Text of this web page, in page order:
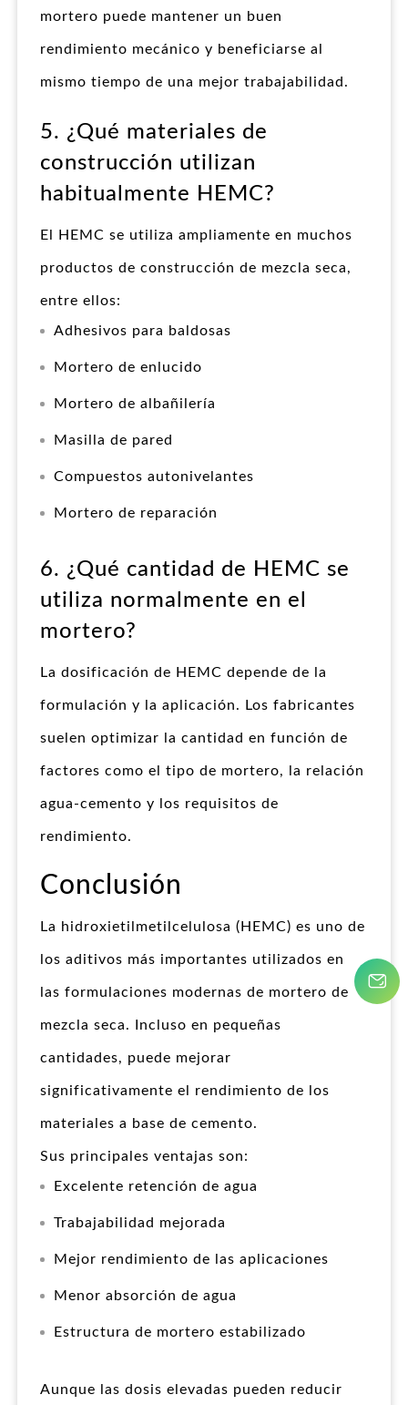
mortero puede mantener un buen
rendimiento mecánico y beneficiarse al
mismo tiempo de una mejor trabajabilidad.
5. ¿Qué materiales de
construcción utilizan
habitualmente HEMC?
El HEMC se utiliza ampliamente en muchos
productos de construcción de mezcla seca,
entre ellos:
Adhesivos para baldosas
Mortero de enlucido
Mortero de albañilería
Masilla de pared
Compuestos autonivelantes
Mortero de reparación
6. ¿Qué cantidad de HEMC se
utiliza normalmente en el
mortero?
La dosificación de HEMC depende de la
formulación y la aplicación. Los fabricantes
suelen optimizar la cantidad en función de
factores como el tipo de mortero, la relación
agua-cemento y los requisitos de
rendimiento.
Conclusión
La hidroxietilmetilcelulosa (HEMC) es uno de
los aditivos más importantes utilizados en
las formulaciones modernas de mortero de
mezcla seca. Incluso en pequeñas
cantidades, puede mejorar
significativamente el rendimiento de los
materiales a base de cemento.
Sus principales ventajas son:
Excelente retención de agua
Trabajabilidad mejorada
Mejor rendimiento de las aplicaciones
Menor absorción de agua
Estructura de mortero estabilizado
Aunque las dosis elevadas pueden reducir